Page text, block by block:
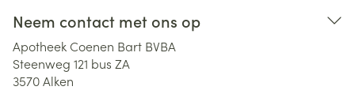
Neem contact met ons op
Apotheek Coenen Bart BVBA
Steenweg 121 bus ZA
3570Alken